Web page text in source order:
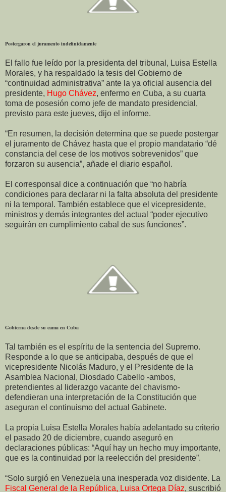
Postergaron el juramento indefinidamente
El fallo fue leído por la presidenta del tribunal, Luisa Estella
Morales, y ha respaldado la tesis del Gobierno de
“continuidad administrativa” ante la ya oficial ausencia del
presidente, Hugo Chávez, enfermo en Cuba, a su cuarta
toma de posesión como jefe de mandato presidencial,
previsto para este jueves, dijo el informe.
“En resumen, la decisión determina que se puede postergar
el juramento de Chávez hasta que el propio mandatario “dé
constancia del cese de los motivos sobrevenidos” que
forzaron su ausencia”, añade el diario español.
El corresponsal dice a continuación que “no habría
condiciones para declarar ni la falta absoluta del presidente
ni la temporal. También establece que el vicepresidente,
ministros y demás integrantes del actual “poder ejecutivo
seguirán en cumplimiento cabal de sus funciones”.
Gobierna desde su cama en Cuba
Tal también es el espíritu de la sentencia del Supremo.
Responde a lo que se anticipaba, después de que el
vicepresidente Nicolás Maduro, y el Presidente de la
Asamblea Nacional, Diosdado Cabello -ambos,
pretendientes al liderazgo vacante del chavismo-
defendieran una interpretación de la Constitución que
aseguran el continuismo del actual Gabinete.
La propia Luisa Estella Morales había adelantado su criterio
el pasado 20 de diciembre, cuando aseguró en
declaraciones públicas: “Aquí hay un hecho muy importante,
que es la continuidad por la reelección del presidente”.
“Solo surgió en Venezuela una inesperada voz disidente. La
Fiscal General de la República, Luisa Ortega Díaz, suscribió